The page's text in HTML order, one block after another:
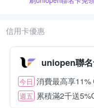
信用卡優惠
uniopen聯
今日 消費最高享11%
週五 累積滿2千送